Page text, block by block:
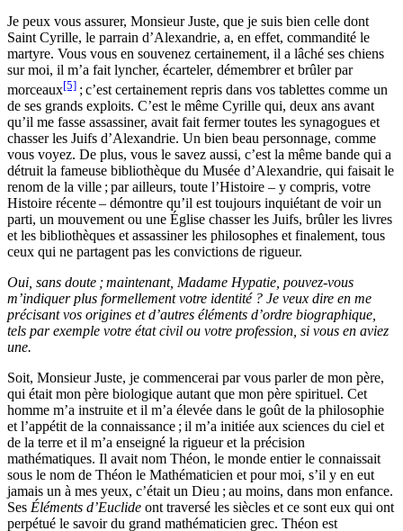
Je peux vous assurer, Monsieur Juste, que je suis bien celle dont
Saint Cyrille, le parrain d’Alexandrie, a, en effet, commandité le
martyre. Vous vous en souvenez certainement, il a lâché ses chiens
sur moi, il m’a fait lyncher, écarteler, démembrer et brûler par
morceaux[5] ; c’est certainement repris dans vos tablettes comme un
de ses grands exploits. C’est le même Cyrille qui, deux ans avant
qu’il me fasse assassiner, avait fait fermer toutes les synagogues et
chasser les Juifs d’Alexandrie. Un bien beau personnage, comme
vous voyez. De plus, vous le savez aussi, c’est la même bande qui a
détruit la fameuse bibliothèque du Musée d’Alexandrie, qui faisait le
renom de la ville ; par ailleurs, toute l’Histoire – y compris, votre
Histoire récente – démontre qu’il est toujours inquiétant de voir un
parti, un mouvement ou une Église chasser les Juifs, brûler les livres
et les bibliothèques et assassiner les philosophes et finalement, tous
ceux qui ne partagent pas les convictions de rigueur.
Oui, sans doute ; maintenant, Madame Hypatie, pouvez-vous
m’indiquer plus formellement votre identité ? Je veux dire en me
précisant vos origines et d’autres éléments d’ordre biographique,
tels par exemple votre état civil ou votre profession, si vous en aviez
une.
Soit, Monsieur Juste, je commencerai par vous parler de mon père,
qui était mon père biologique autant que mon père spirituel. Cet
homme m’a instruite et il m’a élevée dans le goût de la philosophie
et l’appétit de la connaissance ; il m’a initiée aux sciences du ciel et
de la terre et il m’a enseigné la rigueur et la précision
mathématiques. Il avait nom Théon, le monde entier le connaissait
sous le nom de Théon le Mathématicien et pour moi, s’il y en eut
jamais un à mes yeux, c’était un Dieu ; au moins, dans mon enfance.
Ses Éléments d’Euclide ont traversé les siècles et ce sont eux qui ont
perpétué le savoir du grand mathématicien grec. Théon est